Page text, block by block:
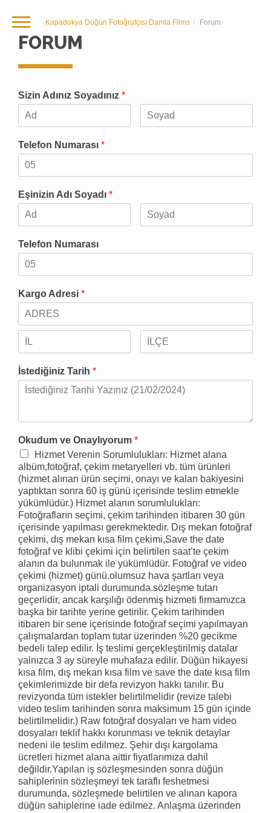
Kapadokya Düğün Fotoğrafçısı Damla Films Forum
FORUM
Sizin Adınız Soyadınız *
Telefon Numarası *
Eşinizin Adı Soyadı *
Telefon Numarası
Kargo Adresi *
İstediğiniz Tarih *
Okudum ve Onaylıyorum *
Hizmet Verenin Sorumlulukları: Hizmet alana
albüm,fotoğraf, çekim metaryelleri vb. tüm ürünleri
(hizmet alınan ürün seçimi, onayı ve kalan bakiyesini
yaptıktan sonra 60 iş günü içerisinde teslim etmekle
yükümlüdür.) Hizmet alanın sorumlulukları:
Fotoğrafların seçimi, çekim tarihinden itibaren 30 gün
içerisinde yapılması gerekmektedir. Dış mekan fotoğraf
çekimi, dış mekan kısa film çekimi,Save the date
fotoğraf ve klibi çekimi için belirtilen saat’te çekim
alanın da bulunmak ile yükümlüdür. Fotoğraf ve video
çekimi (hizmet) günü.olumsuz hava şartları veya
organizasyon iptali durumunda.sözleşme tutarı
geçerlidir, ancak karşılığı ödenmiş hizmeti firmamızca
başka bir tarihte yerine getirilir. Çekim tarihinden
itibaren bir sene içerisinde fotoğraf seçimi yapılmayan
çalışmalardan toplam tutar üzerinden %20 gecikme
bedeli talep edilir. İş teslimi gerçekleştirilmiş datalar
yalnızca 3 ay süreyle muhafaza edilir. Düğün hikayesi
kısa film, dış mekan kısa film ve save the date kısa film
çekimlerimizde bir defa revizyon hakkı tanılır. Bu
revizyonda tüm istekler belirtilmelidir (revize talebi
video teslim tarihinden sonra maksimum 15 gün içinde
belirtilmelidir.) Raw fotoğraf dosyaları ve ham video
dosyaları teklif hakkı korunması ve teknik detaylar
nedeni ile teslim edilmez. Şehir dışı kargolama
ücretleri hizmet alana aittir fiyatlarımıza dahil
değildir.Yapılan iş sözleşmesinden sonra düğün
sahiplerinin sözleşmeyi tek taraflı feshetmesi
durumunda, sözleşmede belirtilen ve alınan kapora
düğün sahiplerine iade edilmez. Anlaşma üzerinden